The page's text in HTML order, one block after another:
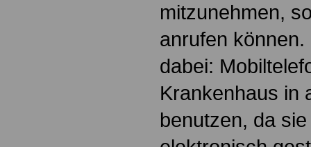
mitzunehmen,
anrufen
dabei:
Krankenhaus in
benutzen, da